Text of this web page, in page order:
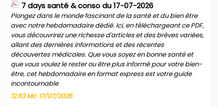
7 days santé & conso du 17-07-2026
Plongez dans le monde fascinant de la santé et du bien être
avec notre hebdomadaire dédié. Ici, en téléchargeant ce PDF,
vous découvrirez une richesse d'articles et des brèves variées,
allant des dernières informations et des récentes
découvertes médicales. Que vous soyez en bonne santé et
que vous voulez le rester ou être plus informé pour votre bien-
être, cet hebdomadaire en format express est votre guide
incontournable
12.63 Mo 17/07/2026